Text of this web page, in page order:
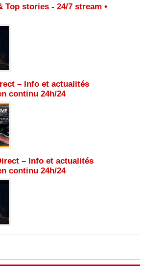
Top stories - 24/7 stream •
– Info et actualités
continu 24h/24
– Info et actualités
continu 24h/24